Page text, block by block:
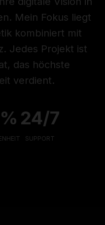
Mein Fokus liegt
kombiniert mit
Jedes Projekt ist
das höchste
verdient.
24/7
SUPPORT